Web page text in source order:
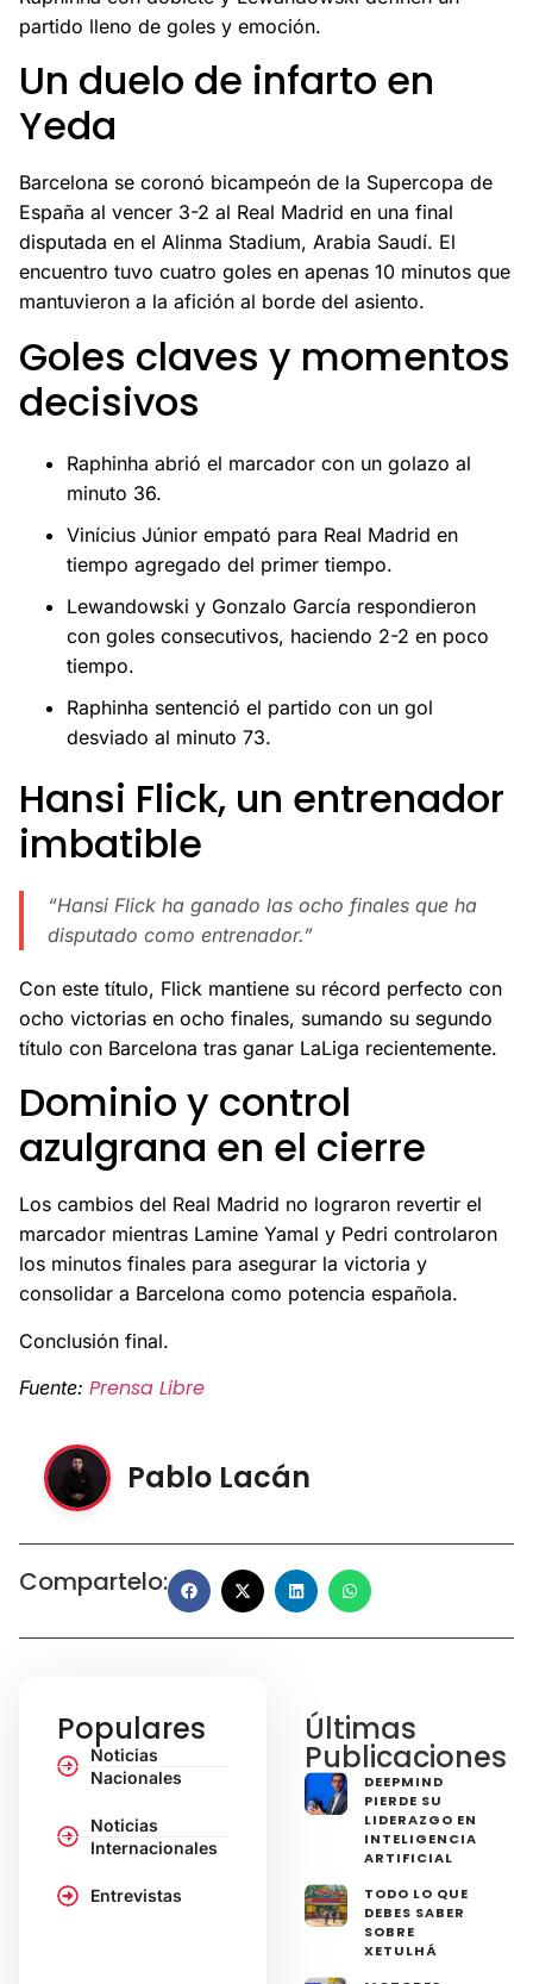
partido lleno de goles y emoción.
Un duelo de infarto en
Yeda
Barcelona se coronó bicampeón de la Supercopa de
España al vencer 3-2 al Real Madrid en una final
disputada en el Alinma Stadium, Arabia Saudí. El
encuentro tuvo cuatro goles en apenas 10 minutos que
mantuvieron a la afición al borde del asiento.
Goles claves y momentos
decisivos
Raphinha abrió el marcador con un golazo al
minuto 36.
Vinícius Júnior empató para Real Madrid en
tiempo agregado del primer tiempo.
Lewandowski y Gonzalo García respondieron
con goles consecutivos, haciendo 2-2 en poco
tiempo.
Raphinha sentenció el partido con un gol
desviado al minuto 73.
Hansi Flick, un entrenador
imbatible
“Hansi Flick ha ganado las ocho finales que ha
disputado como entrenador.”
Con este título, Flick mantiene su récord perfecto con
ocho victorias en ocho finales, sumando su segundo
título con Barcelona tras ganar LaLiga recientemente.
Dominio y control
azulgrana en el cierre
Los cambios del Real Madrid no lograron revertir el
marcador mientras Lamine Yamal y Pedri controlaron
los minutos finales para asegurar la victoria y
consolidar a Barcelona como potencia española.
Conclusión final.
Fuente: Prensa Libre
Pablo Lacán
Compartelo:
Populares
Noticias
Nacionales
Noticias
Internacionales
Entrevistas
Últimas
Publicaciones
DEEPMIND
PIERDE SU
LIDERAZGO EN
INTELIGENCIA
ARTIFICIAL
TODO LO QUE
DEBES SABER
SOBRE
XETULHÁ